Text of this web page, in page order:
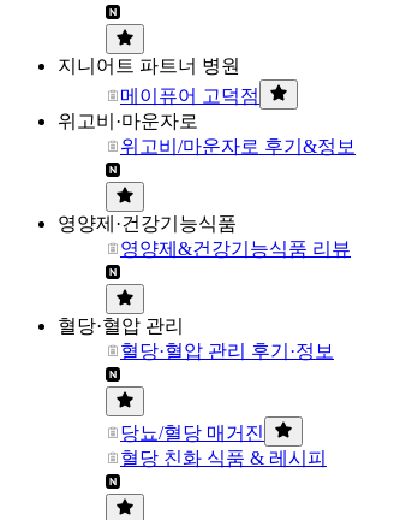
지니어트 파트너 병원
메이퓨어 고덕점
위고비·마운자로
위고비/마운자로 후기&정보
영양제·건강기능식품
영양제&건강기능식품 리뷰
혈당·혈압 관리
혈당·혈압 관리 후기·정보
당뇨/혈당 매거진
혈당 친화 식품 & 레시피